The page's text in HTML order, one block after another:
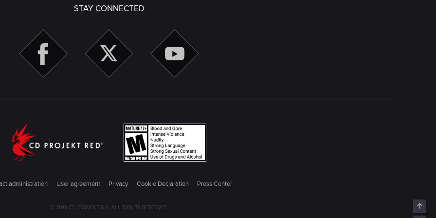
STAY CONNECTED
administration User agreement Privacy Cookie Declaration Press Center
© 2018 CD PROJEKT S.A. ALL RIGHTS RESERVED
Top